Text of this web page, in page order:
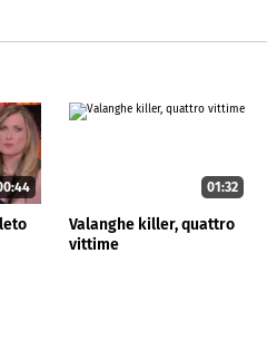
01:32
Valanghe killer, quattro
vittime